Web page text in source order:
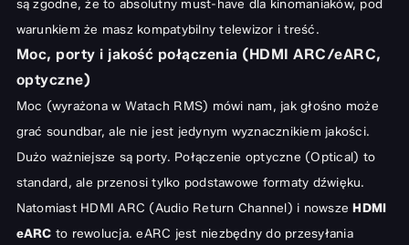
są zgodne, że to absolutny must-have dla kinomaniaków, pod
warunkiem że masz kompatybilny telewizor i treść.
Moc, porty i jakość połączenia (HDMI ARC/eARC,
optyczne)
Moc (wyrażona w Watach RMS) mówi nam, jak głośno może
grać soundbar, ale nie jest jedynym wyznacznikiem jakości.
Dużo ważniejsze są porty. Połączenie optyczne (Optical) to
standard, ale przenosi tylko podstawowe formaty dźwięku.
Natomiast HDMI ARC (Audio Return Channel) i nowszeHDMI
eARC to rewolucja. eARC jest niezbędny do przesyłania